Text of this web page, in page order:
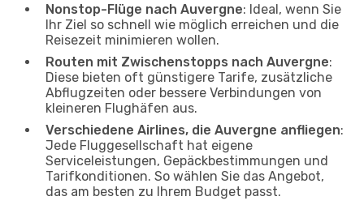
Nonstop-Flüge nach Auvergne: Ideal, wenn Sie
Ihr Ziel so schnell wie möglich erreichen und die
Reisezeit minimieren wollen.
Routen mit Zwischenstopps nach Auvergne:
Diese bieten oft günstigere Tarife, zusätzliche
Abflugzeiten oder bessere Verbindungen von
kleineren Flughäfen aus.
Verschiedene Airlines, die Auvergne anfliegen:
Jede Fluggesellschaft hat eigene
Serviceleistungen, Gepäckbestimmungen und
Tarifkonditionen. So wählen Sie das Angebot,
das am besten zu Ihrem Budget passt.